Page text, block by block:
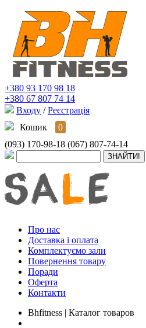
+380 93 170 98 18
+380 67 807 74 14
Входу / Реєстрація
Кошик
0
(093) 170-98-18 (067) 807-74-14
Про нас
Доставка і оплата
Комплектуємо зали
Повернення товару
Поради
Оферта
Контакти
Bhfitness | Каталог товаров